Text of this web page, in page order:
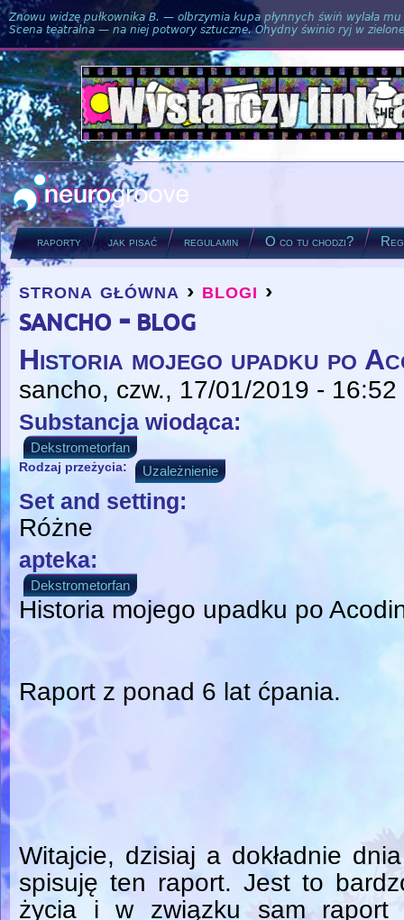
Znowu widzę pułkownika B. — olbrzymia kupa płynnych świń wylała
Scena teatralna — na niej potwory sztuczne. Ohydny świnio ryj w
raporty jak pisać regulamin O co tu chodzi?
you are here
strona główna › blogi ›
sancho - blog
Historia mojego upadku po
sancho, czw., 17/01/2019 - 16:52
Substancja wiodąca:
Dekstrometorfan
Rodzaj przeżycia: Uzależnienie
Set and setting:
Różne
apteka:
Dekstrometorfan
Historia mojego upadku po
Raport z ponad 6 lat ćpania.
Witajcie, dzisiaj a dokładnie
spisuję ten raport. Jest to
życia i w związku sam raport